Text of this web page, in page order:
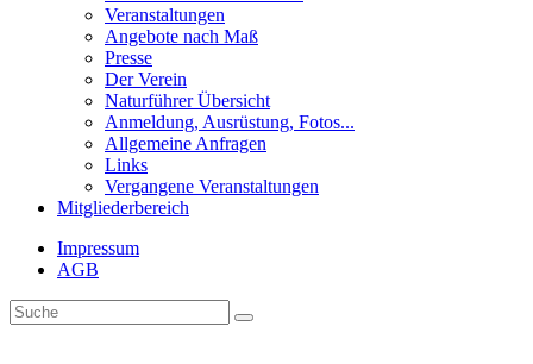
Veranstaltungen
Angebote nach Maß
Presse
Der Verein
Naturführer Übersicht
Anmeldung, Ausrüstung, Fotos...
Allgemeine Anfragen
Links
Vergangene Veranstaltungen
Mitgliederbereich
Impressum
AGB